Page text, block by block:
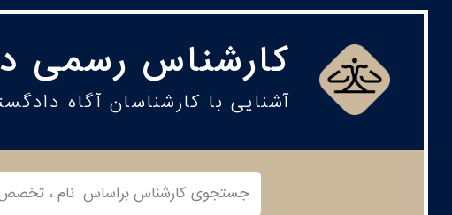
کارشناس رسمی
آشنایی با کارشناسان آگاه